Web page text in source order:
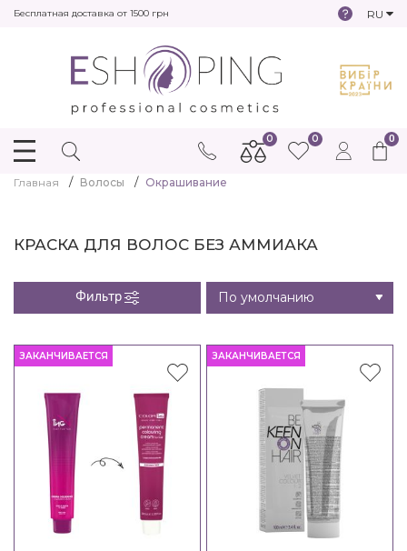
Бесплатная доставка от 1500 грн RU
0
0 0
Главная Волосы Окрашивание
КРАСКА ДЛЯ ВОЛОС БЕЗ АММИАКА
Фильтр
ЗАКАНЧИВАЕТСЯ ЗАКАНЧИВАЕТСЯ